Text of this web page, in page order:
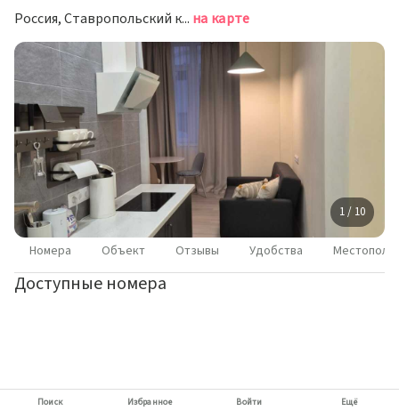
Россия, Ставропольский край, Ессентуки, Баталинская улица, 23 на карте
1 / 10
Номера Объект Отзывы Удобства
Доступные номера
Поиск Избранное Войти Ещё